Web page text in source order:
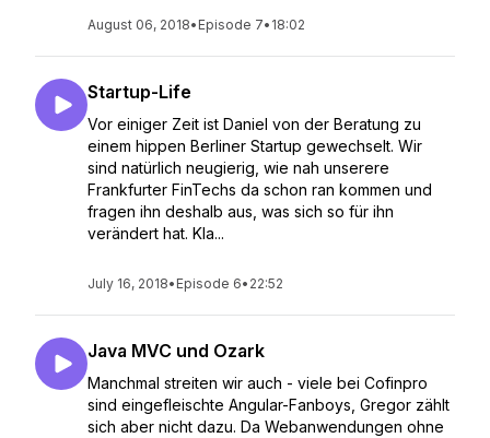
August 06, 2018• Episode 7• 18:02
Startup-Life
Vor einiger Zeit ist Daniel von der Beratung zu
einem hippen Berliner Startup gewechselt. Wir
sind natürlich neugierig, wie nah unserere
Frankfurter FinTechs da schon ran kommen und
fragen ihn deshalb aus, was sich so für ihn
verändert hat. Kla...
July 16, 2018• Episode 6• 22:52
Java MVC und Ozark
Manchmal streiten wir auch - viele bei Cofinpro
sind eingefleischte Angular-Fanboys, Gregor zählt
sich aber nicht dazu. Da Webanwendungen ohne